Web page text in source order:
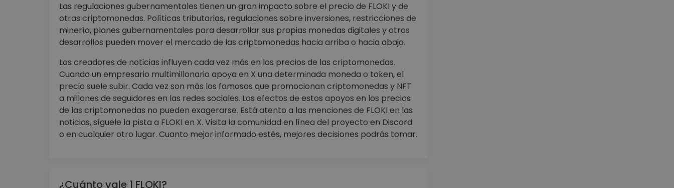
Las regulaciones gubernamentales tienen un gran impacto sobre el precio de FLOKI y de
otras criptomonedas. Políticas tributarias, regulaciones sobre inversiones, restricciones de
minería, planes gubernamentales para desarrollar sus propias monedas digitales y otros
desarrollos pueden mover el mercado de las criptomonedas hacia arriba o hacia abajo.
Los creadores de noticias influyen cada vez más en los precios de las criptomonedas.
Cuando un empresario multimillonario apoya en X una determinada moneda o token, el
precio suele subir. Cada vez son más los famosos que promocionan criptomonedas y NFT
a millones de seguidores en las redes sociales. Los efectos de estos apoyos en los precios
de las criptomonedas no pueden exagerarse. Está atento a las menciones de FLOKI en las
noticias, síguele la pista a FLOKI en X. Visita la comunidad en línea del proyecto en Discord
o en cualquier otro lugar. Cuanto mejor informado estés, mejores decisiones podrás tomar.
¿Cuánto vale 1 FLOKI?